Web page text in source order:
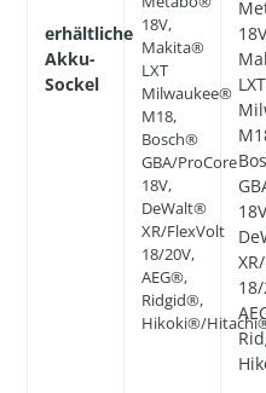
erhältliche
Akku-
Sockel
18V,
Makita®
LXT
Milwaukee®
M18,
Bosch®
GBA/ProCore
18V,
DeWalt®
XR/FlexVolt
18/20V,
AEG®,
Ridgid®,
Hikoki®/
LXT